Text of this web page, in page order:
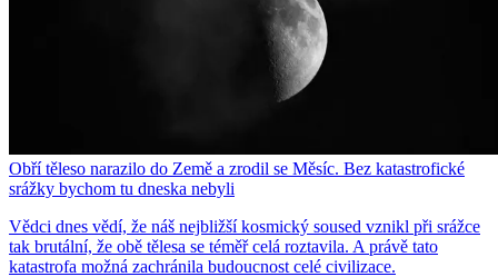
Obří těleso narazilo do Země a zrodil se Měsíc. Bez katastrofické
srážky bychom tu dneska nebyli
Vědci dnes vědí, že náš nejbližší kosmický soused vznikl při srážce
tak brutální, že obě tělesa se téměř celá roztavila. A právě tato
katastrofa možná zachránila budoucnost celé civilizace.